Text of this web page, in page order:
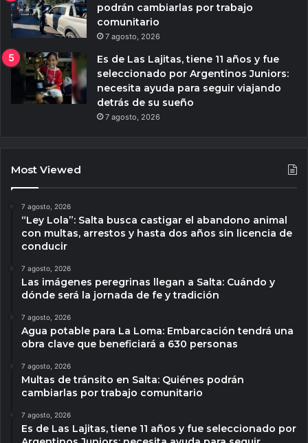
podrán cambiarlas por trabajo
comunitario
7 agosto, 2026
Es de Las Lajitas, tiene 11 años y fue
seleccionado por Argentinos Juniors:
necesita ayuda para seguir viajando
detrás de su sueño
7 agosto, 2026
Most Viewed
7 agosto, 2026
“Ley Lola”: Salta busca castigar el abandono animal
con multas, arrestos y hasta dos años sin licencia de
conducir
7 agosto, 2026
Las imágenes peregrinas llegan a Salta: Cuándo y
dónde será la jornada de fe y tradición
7 agosto, 2026
Agua potable para La Loma: Embarcación tendrá una
obra clave que beneficiará a 630 personas
7 agosto, 2026
Multas de tránsito en Salta: Quiénes podrán
cambiarlas por trabajo comunitario
7 agosto, 2026
Es de Las Lajitas, tiene 11 años y fue seleccionado por